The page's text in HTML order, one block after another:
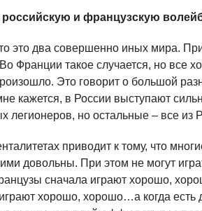
и французскую
это два совершенно иных мира.
Франции такое случается, но все
Это говорит о большой
кажется, в России выступают
легионеров, но остальные – все
приводит к тому, что
ими довольны. При этом не могут
сначала играют хорошо,
хорошо, хорошо…а когда есть